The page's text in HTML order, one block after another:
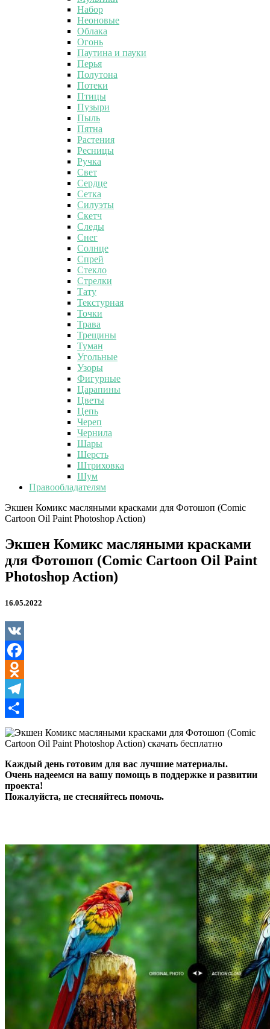
Набор
Неоновые
Облака
Огонь
Паутина и пауки
Перья
Полутона
Потеки
Птицы
Пузыри
Пыль
Пятна
Растения
Ресницы
Ручка
Свет
Сердце
Сетка
Силуэты
Скетч
Следы
Снег
Солнце
Спрей
Стекло
Стрелки
Тату
Текстурная
Точки
Трава
Трещины
Туман
Угольные
Узоры
Фигурные
Царапины
Цветы
Цепь
Череп
Чернила
Шары
Шерсть
Штриховка
Шум
Правообладателям
Экшен Комикс масляными красками для Фотошоп (Comic
Cartoon Oil Paint Photoshop Action)
Экшен Комикс масляными красками
для Фотошоп (Comic Cartoon Oil Paint
Photoshop Action)
16.05.2022
VK
Facebook
Odnoklassniki
Telegram
Отправить
Каждый день готовим для вас лучшие материалы.
Очень надеемся на вашу помощь в поддержке и развитии
проекта!
Пожалуйста, не стесняйтесь помочь.